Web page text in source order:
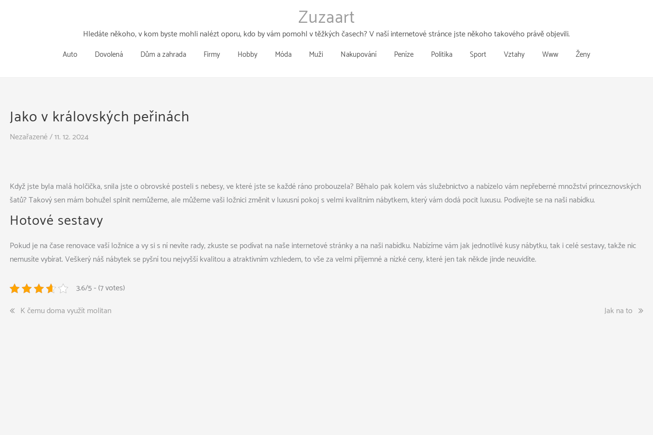
Zuzaart
Hledáte někoho, v kom byste mohli nalézt oporu, kdo by vám pomohl v těžkých časech? V naší internetové stránce jste někoho takového právě objevili.
Auto Dovolená Dům a zahrada Firmy Hobby Móda Muži Nakupování Peníze Politika Sport Vztahy Www Ženy
Jako v královských peřinách
Nezařazené/11. 12. 2024
Když jste byla malá holčička, snila jste o obrovské posteli s nebesy, ve které jste se každé ráno probouzela? Běhalo pak kolem vás služebnictvo a nabízelo vám nepřeberné množství princeznovských
šatů? Takový sen mám bohužel splnit nemůžeme, ale můžeme vašiložnicizměnit v luxusní pokoj s velmi kvalitním nábytkem, který vám dodá pocit luxusu. Podívejte se na naši nabídku.
Hotové sestavy
Pokud je na čase renovace vaší ložnice a vy si s ní nevíte rady, zkuste se podívat na naše internetové stránky a na naši nabídku. Nabízíme vám jak jednotlivé kusy nábytku, tak i celé sestavy, takže nic
nemusíte vybírat. Veškerý náš nábytek se pyšní tou nejvyšší kvalitou a atraktivním vzhledem, to vše za velmi příjemné a nízké ceny, které jen tak někde jinde neuvidíte.
3.6/5 - (7 votes)
Navigace
K čemu doma využít molitan Jak na to